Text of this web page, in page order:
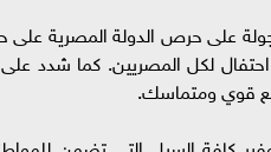
على حرص الدولة المصرية على
احتفال لكل المصريين. كما شدد
قوي ومتماسك.